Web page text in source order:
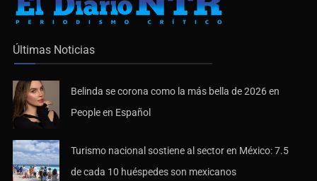
Últimas Noticias
Belinda se corona como la más bella de 2026 en
People en Español
Turismo nacional sostiene al sector en México: 7.5
de cada 10 huéspedes son mexicanos